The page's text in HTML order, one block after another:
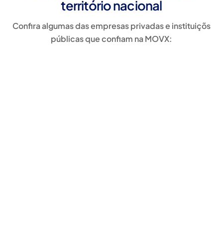
território nacional
Confira algumas das empresas privadas e instituiçõs
públicas que confiam na MOVX: